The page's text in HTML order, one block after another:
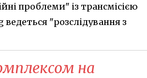
проблеми" із трансмісією
ведеться "розслідування з
на